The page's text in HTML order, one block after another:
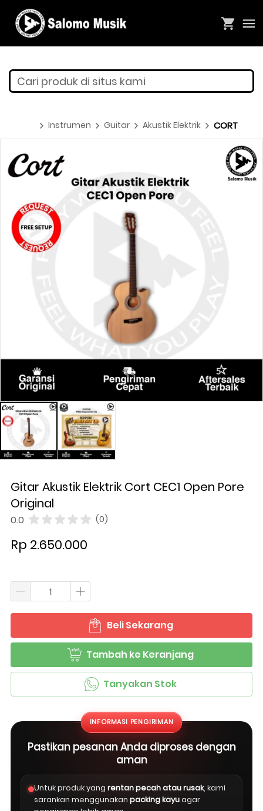
Cari produk di situs kami
Instrumen Guitar Akustik Elektrik CORT
Gitar Akustik Elektrik Cort CEC1 Open Pore
Original
0.0 (0)
Rp 2.650.000
` Beli Sekarang
` Tambah ke Keranjang
` Tanyakan Stok
INFORMASI PENGIRIMAN
Pastikan pesanan Anda diproses dengan
aman
Untuk produk yang rentan pecah atau rusak, kami
sarankan menggunakan packing kayuagar